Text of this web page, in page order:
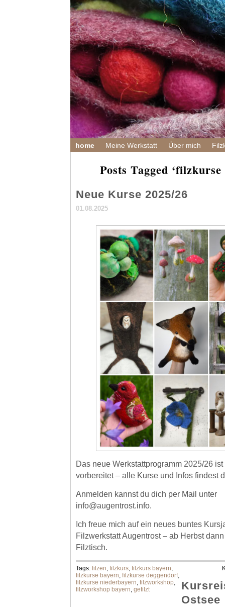
home Meine Werkstatt Über mich
Posts Tagged
Neue Kurse 2025/26
01.08.2025
Das neue Werkstattprogramm 2025/26 ist
vorbereitet – alle Kurse und Infos findest
Anmelden kannst du dich per Mail unter
info@augentrost.info.
Ich freue mich auf ein neues buntes
Filzwerkstatt Augentrost – ab Herbst
Filztisch.
Tags: filzen, filzkurs, filzkurs bayern,
filzkurse bayern, filzkurse deggendorf,
filzkurse niederbayern, filzworkshop,
filzworkshop bayern, gefilzt
Ostsee